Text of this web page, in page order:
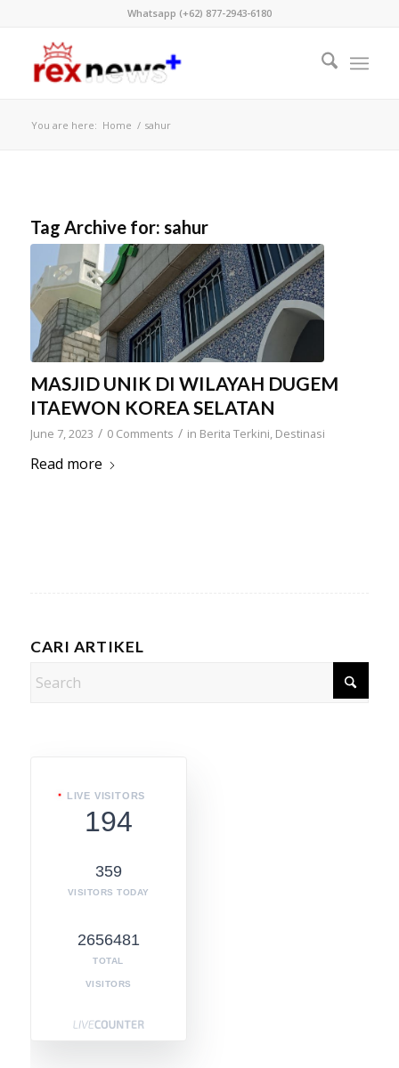
Whatsapp (+62) 877-2943-6180
You are here: Home / sahur
Tag Archive for: sahur
MASJID UNIK DI WILAYAH DUGEM
ITAEWON KOREA SELATAN
June 7, 2023 / 0 Comments / in Berita Terkini, Destinasi
Read more
CARI ARTIKEL
LIVE VISITORS
194
359
VISITORS TODAY
2656481
TOTAL
VISITORS